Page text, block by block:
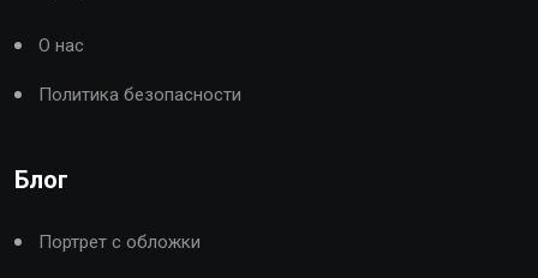
О нас
Политика безопасности
Блог
Портрет с обложки